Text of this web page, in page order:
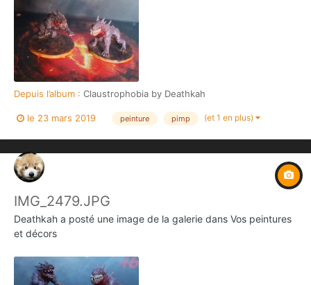
Depuis l’album : Claustrophobia by Deathkah
le 23 mars 2019 peinture pimp (et 1 en plus)
IMG_2479.JPG
Deathkah a posté une image de la galerie dans Vos peintures
et décors